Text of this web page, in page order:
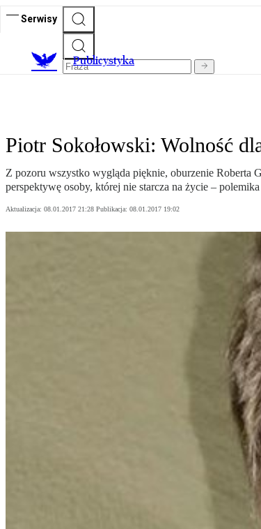
Serwisy
Publicystyka
Piotr Sokołowski: Wolność
Z pozoru wszystko wygląda pięknie, oburzenie Roberta
perspektywę osoby, której nie starcza na życie –
Aktualizacja: 08.01.2017 21:28 Publikacja: 08.01.2017 19:02